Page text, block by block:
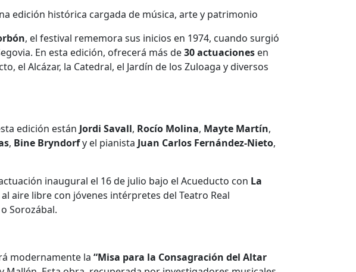
, el festival rememora sus inicios en 1974, cuando surgió
En esta edición, ofrecerá más de30 actuaciones en
el Alcázar, la Catedral, el Jardín de los Zuloaga y diversos
edición están Jordi Savall, Rocío Molina, Mayte Martín,
, Bine Bryndorfy el pianista Juan Carlos Fernández-Nieto,
inaugural el 16 de julio bajo el Acueducto con La
aire libre con jóvenes intérpretes del Teatro Real
Sorozábal.
modernamente la “Misa para la Consagración del Altar